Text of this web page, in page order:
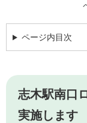
ページ内目次
志木駅南口
実施します